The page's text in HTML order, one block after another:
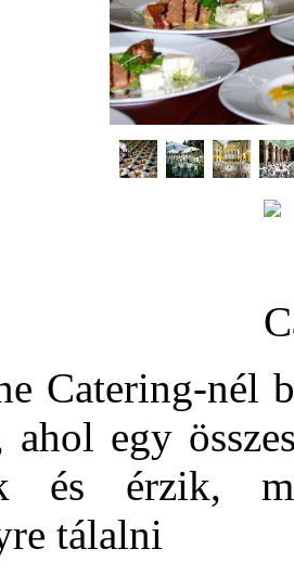
Catering-nél
egy
és érzik,
tálalni